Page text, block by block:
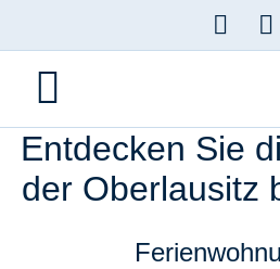
Entdecken Sie
der Oberlausitz